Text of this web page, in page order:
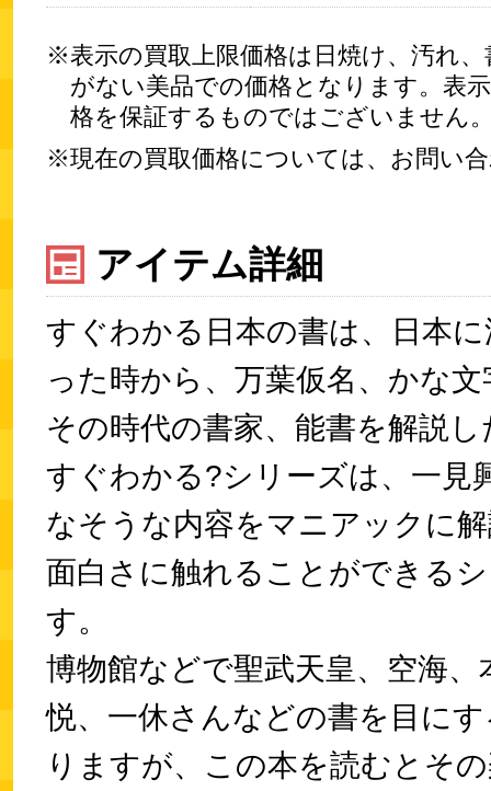
表示の買取上限価格は日焼け、汚れ
がない美品での価格となります。表
格を保証するものではございません
現在の買取価格については、お問い
アイテム詳細
すぐわかる日本の書は、日本
った時から、万葉仮名、かな
その時代の書家、能書を解説
すぐわかる?シリーズは、一見
なそうな内容をマニアックに
面白さに触れることができる
す。
博物館などで聖武天皇、空海、
悦、一休さんなどの書を目に
りますが、この本を読むとそ